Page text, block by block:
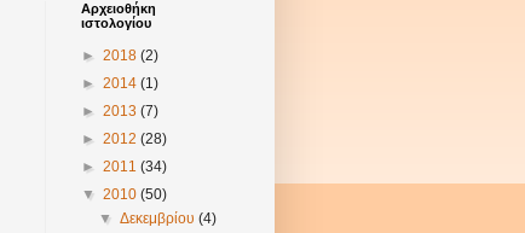
Αρχειοθήκη
ιστολογίου
► 2018 (2)
► 2014 (1)
► 2013 (7)
► 2012 (28)
► 2011 (34)
▼ 2010 (50)
▼Δεκεμβρίου(4)